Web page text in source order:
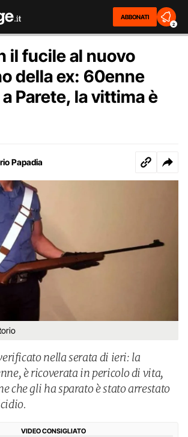
ABBONATI
2
il fucile al nuovo
della ex: 60enne
Parete, la vittima è
Papadia
nella serata di ieri: la
è ricoverata in pericolo di vita,
che gli ha sparato è stato arrestato
VIDEO CONSIGLIATO